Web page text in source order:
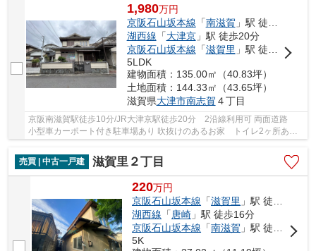
1,980万円
京阪石山坂本線 「南滋賀 」駅 徒歩10分
湖西線 「大津京」駅 徒歩20分
京阪石山坂本線 「滋賀里 」駅 徒歩18分
5LDK
建物面積：135.00㎡（40.83坪）
土地面積：144.33㎡（43.65坪）
滋賀県大津市南志賀 ４丁目
京阪南滋賀駅徒歩10分/JR大津京駅徒歩20分 2沿線利用可 両面道路
小型車カーポート付き駐車場あり 吹抜けのあるお家 トイレ2ヶ所あ
り 広縁あり 全居室収納付き スーパー・コンビ...
売買 | 中古一戸建
滋賀里２丁目
220万円
京阪石山坂本線 「滋賀里 」駅 徒歩6分
湖西線 「 唐崎 」駅 徒歩16分
京阪石山坂本線 「南滋賀 」駅 徒歩16分
5K